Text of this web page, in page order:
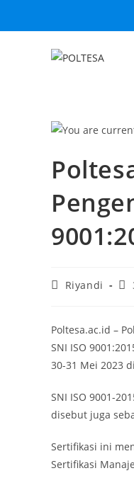
Riyandi
Poltesa.ac.id –
SNI ISO
30-31 Mei 2023
SNI ISO 9001-
disebut juga
Sertifikasi ini
Sertifikasi